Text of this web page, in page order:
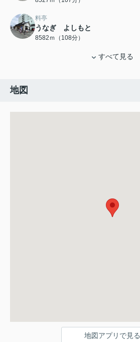
料亭
うなぎ よしもと
8582ｍ（108分）
すべて見る
地図
地図アプリで見る